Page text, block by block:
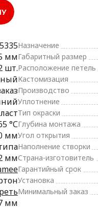
Назначение
ммГабаритный размер
шт.Расположение петель
Кастомизация
Производство
Уплотнение
Тип окраски
°СГлубина монтажа
ммУгол открытия
Наполнение створки
ммСтрана-изготовитель
Гарантийный срок
Установка
Минимальный заказ
мм